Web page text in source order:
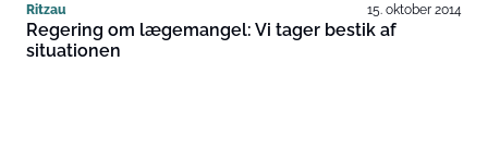
Ritzau 15. oktober 2014
Regering om lægemangel: Vi tager bestik af
situationen